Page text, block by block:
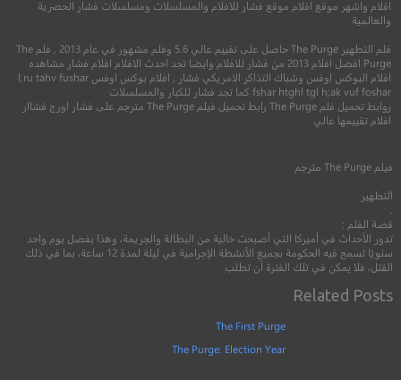
2018
6.0
افلام واشهر موقع افلام موقع فشار للافلام والمسلسلات ومسلسلات فشار الحصرية
والعالمية
فلم التطهير The Purge حاصل على تقييم عالي 5.6 وفلم مشهور في عام 2013 , فلم The
Purge افضل افلام 2013 من فشار للافلام وايضا تجد احدث الافلام افلام فشار مشاهده
افلام البوكس اوفس وشباك التذاكر الامريكي فشار , افلام بوكس اوفس l,ru tahv fushar
fshar htghl tgl h;ak vuf foshar كما تجد فشار للكبار والمسلسلات
روابط تحميل فلم The Purge رابط تحميل فيلم The Purge مترجم على فشار اورج فشاار
افلام تقييمها عالي
فيلم The Purgeمترجم
التطهير
قصة الفلم :
تدور الأحداث في أميركا التي أصبحت خالية من البطالة والجريمة، وهذا بفضل يوم واحد
سنويًا تسمح فيه الحكومة بجميع الأنشطة الإجرامية في ليلة لمدة 12 ساعة، بما في ذلك
القتل، فلا يمكن في تلك الفترة أن تطلب
Related Posts
The First Purge
The Purge: Election Year